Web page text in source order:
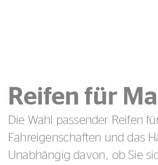
Reifen für
Die Wahl passender Reifen
Fahreigenschaften und das
Unabhängig davon, ob Sie